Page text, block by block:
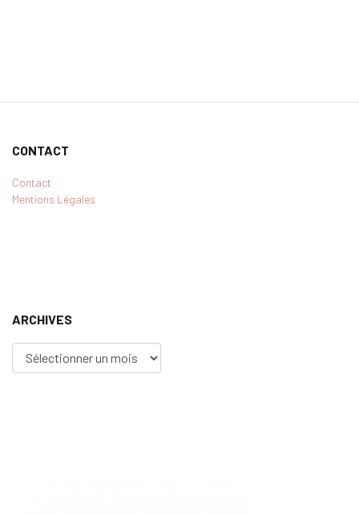
CONTACT
Contact
Mentions Légales
ARCHIVES